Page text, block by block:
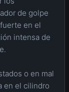
de golpe
en el
intensa de
o en mal
en el cilindro